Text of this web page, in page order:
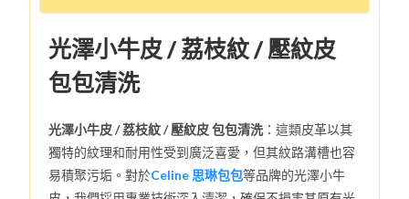
光澤小牛皮 / 荔枝紋 / 壓紋皮
包包清洗
光澤小牛皮 / 荔枝紋 / 壓紋皮 包包清洗 ：這類皮革以其
獨特的紋理和耐用性受到廣泛喜愛，但其紋路溝槽也容
易積聚污垢。對於Celine 思琳包包等品牌的光澤小牛